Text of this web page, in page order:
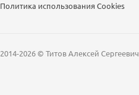
Политика использования Сookies
2014-2026 © Титов Алексей Сергеевич